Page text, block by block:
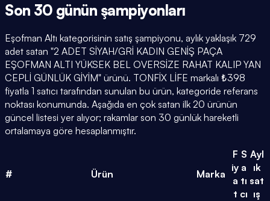
Son 30 günün şampiyonları
Eşofman Altı kategorisinin satış şampiyonu, aylık yaklaşık 729
adet satan "2 ADET SİYAH/GRİ KADIN GENİŞ PAÇA
EŞOFMAN ALTI YÜKSEK BEL OVERSİZE RAHAT KALIP YAN
CEPLİ GÜNLÜK GİYİM" ürünü. TONFİX LİFE markalı ₺398
fiyatla 1 satıcı tarafından sunulan bu ürün, kategoride referans
noktası konumunda. Aşağıda en çok satan ilk 20 ürünün
güncel listesi yer alıyor; rakamlar son 30 günlük hareketli
ortalamaya göre hesaplanmıştır.
# Ürün Marka
F
iy
a
t
S
a
tı
cı
Ayl
ık
sat
ış